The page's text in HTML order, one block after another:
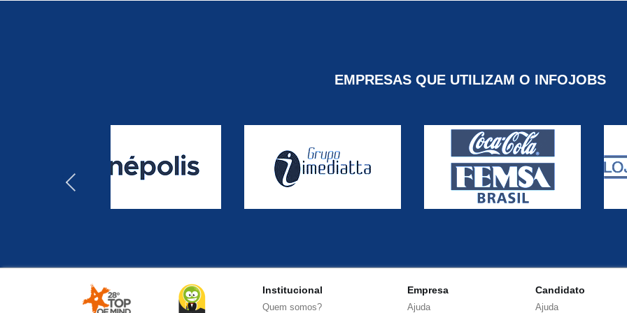
EMPRESAS QUE UTILIZAM O INFOJOBS
Institucional
Quem somos?
Empresa
Ajuda
Candidato
Ajuda